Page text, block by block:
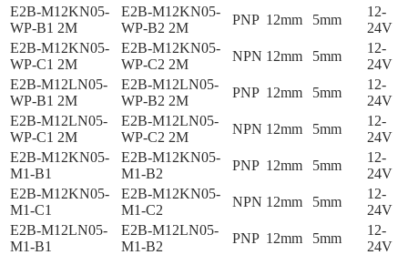
E2B-M12KN05-
WP-B1 2M
E2B-M12KN05-
WP-B2 2M
PNP 12mm 5mm
12-
24V
E2B-M12KN05-
WP-C1 2M
E2B-M12KN05-
WP-C2 2M
NPN 12mm 5mm
12-
24V
E2B-M12LN05-
WP-B1 2M
E2B-M12LN05-
WP-B2 2M
PNP 12mm 5mm
12-
24V
E2B-M12LN05-
WP-C1 2M
E2B-M12LN05-
WP-C2 2M
NPN 12mm 5mm
12-
24V
E2B-M12KN05-
M1-B1
E2B-M12KN05-
M1-B2
PNP 12mm 5mm
12-
24V
E2B-M12KN05-
M1-C1
E2B-M12KN05-
M1-C2
NPN 12mm 5mm
12-
24V
E2B-M12LN05-
M1-B1
E2B-M12LN05-
M1-B2
PNP 12mm 5mm
12-
24V